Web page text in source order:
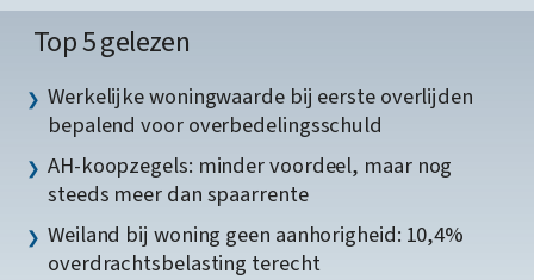
Top 5 gelezen
Werkelijke woningwaarde bij eerste overlijden
bepalend voor overbedelingsschuld
AH-koopzegels: minder voordeel, maar nog
steeds meer dan spaarrente
Weiland bij woning geen aanhorigheid: 10,4%
overdrachtsbelasting terecht